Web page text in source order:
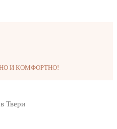
И КОМФОРТНО!
Твери